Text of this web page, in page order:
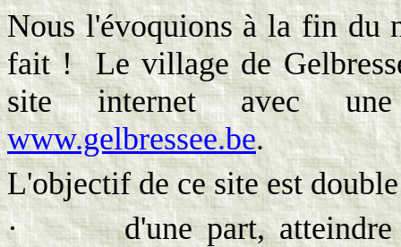
Nous l'évoquions à la fin du
fait !
Le village de
site internet avec
www.gelbressee.be.
L'objectif de ce site est
·
d'une part,